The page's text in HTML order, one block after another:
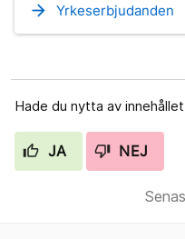
arrow_forward Yrkeserbjudanden
Hade du nytta av
JA NEJ